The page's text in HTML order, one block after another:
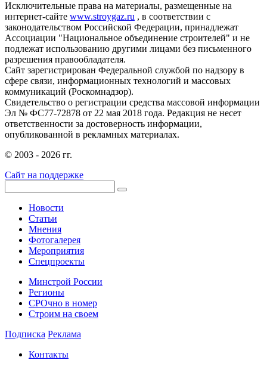
Исключительные права на материалы, размещенные на
интернет-сайте www.stroygaz.ru , в соответствии с
законодательством Российской Федерации, принадлежат
Ассоциации "Национальное объединение строителей" и не
подлежат использованию другими лицами без письменного
разрешения правообладателя.
Сайт зарегистрирован Федеральной службой по надзору в
сфере связи, информационных технологий и массовых
коммуникаций (Роскомнадзор).
Свидетельство о регистрации средства массовой информации
Эл № ФС77-72878 от 22 мая 2018 года. Редакция не несет
ответственности за достоверность информации,
опубликованной в рекламных материалах.
© 2003 - 2026 гг.
Сайт на поддержке
Новости
Статьи
Мнения
Фотогалерея
Мероприятия
Спецпроекты
Минстрой России
Регионы
СРОчно в номер
Строим на своем
Подписка Реклама
Контакты